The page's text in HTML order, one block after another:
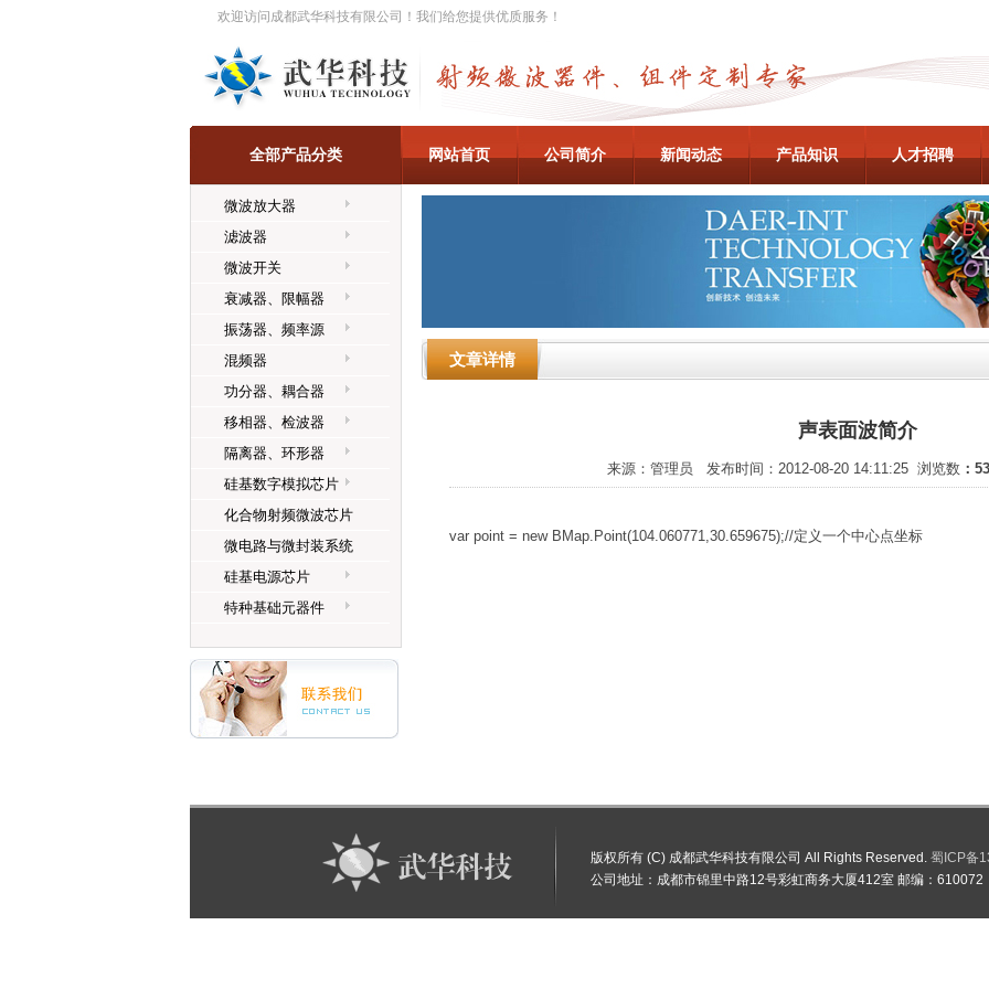
欢迎访问成都武华科技有限公司！我们给您提供优质服务！
全部产品分类 网站首页 公司简介 新闻动态 产品知识 人才招聘
微波放大器
滤波器
微波开关
衰减器、限幅器
振荡器、频率源
混频器
功分器、耦合器
移相器、检波器
隔离器、环形器
硅基数字模拟芯片
化合物射频微波芯片
微电路与微封装系统
硅基电源芯片
特种基础元器件
文章详情
声表面波简介
来源：管理员 发布时间：2012-08-20 14:11:25 浏览数 ：
var point = new BMap.Point(104.060771,30.659675);//定义一个中心点坐标
版权所有 (C) 成都武华科技有限公司 All Rights Reserved. 蜀ICP备
公司地址：成都市锦里中路12号彩虹商务大厦412室 邮编：610072